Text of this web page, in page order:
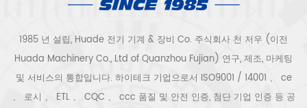
1985 년 설립, Huade 전기 기계 & 장비 Co. 주식회사 천 저우 (이전
Huada Machinery Co., Ltd of Quanzhou Fujian) 연구, 제조, 마케팅
및 서비스의 통합입니다. 하이테크 기업으로서 ISO9001 / 14001 、 ce
、 로시 、 ETL 、 CQC 、 ccc 품질 및 안전 인증, 첨단 기업 인증 등 공